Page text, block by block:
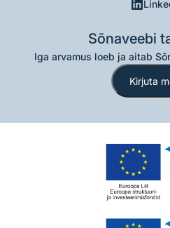
Sõnaveebi
Iga arvamus loeb ja aitab
Kirjuta